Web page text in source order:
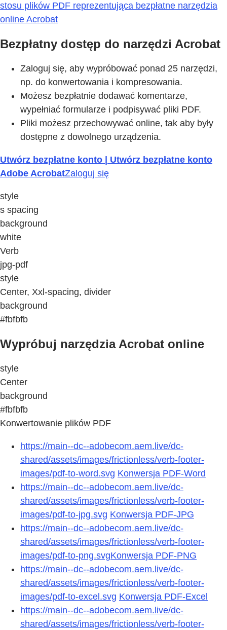
stosu plików PDF reprezentująca bezpłatne narzędzia
online Acrobat
Bezpłatny dostęp do narzędzi Acrobat
Zaloguj się, aby wypróbować ponad 25 narzędzi,
np. do konwertowania i kompresowania.
Możesz bezpłatnie dodawać komentarze,
wypełniać formularze i podpisywać pliki PDF.
Pliki możesz przechowywać online, tak aby były
dostępne z dowolnego urządzenia.
Utwórz bezpłatne konto | Utwórz bezpłatne konto
Adobe AcrobatZaloguj się
style
s spacing
background
white
Verb
jpg-pdf
style
Center, Xxl-spacing, divider
background
#fbfbfb
Wypróbuj narzędzia Acrobat online
style
Center
background
#fbfbfb
Konwertowanie plików PDF
https://main--dc--adobecom.aem.live/dc-
shared/assets/images/frictionless/verb-footer-
images/pdf-to-word.svg Konwersja PDF-Word
https://main--dc--adobecom.aem.live/dc-
shared/assets/images/frictionless/verb-footer-
images/pdf-to-jpg.svg Konwersja PDF-JPG
https://main--dc--adobecom.aem.live/dc-
shared/assets/images/frictionless/verb-footer-
images/pdf-to-png.svgKonwersja PDF-PNG
https://main--dc--adobecom.aem.live/dc-
shared/assets/images/frictionless/verb-footer-
images/pdf-to-excel.svg Konwersja PDF-Excel
https://main--dc--adobecom.aem.live/dc-
shared/assets/images/frictionless/verb-footer-